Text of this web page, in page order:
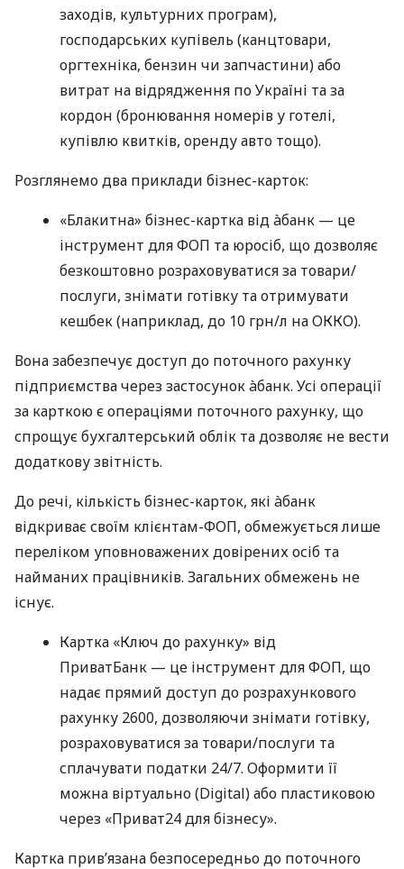
заходів, культурних програм),
господарських купівель (канцтовари,
оргтехніка, бензин чи запчастини) або
витрат на відрядження по Україні та за
кордон (бронювання номерів у готелі,
купівлю квитків, оренду авто тощо).
Розглянемо два приклади бізнес-карток:
«Блакитна» бізнес-картка від àбанк — це
інструмент для ФОП та юросіб, що дозволяє
безкоштовно розраховуватися за товари/
послуги, знімати готівку та отримувати
кешбек (наприклад, до 10 грн/л на ОККО).
Вона забезпечує доступ до поточного рахунку
підприємства через застосунок àбанк. Усі операції
за карткою є операціями поточного рахунку, що
спрощує бухгалтерський облік та дозволяє не вести
додаткову звітність.
До речі, кількість бізнес-карток, які àбанк
відкриває своїм клієнтам-ФОП, обмежується лише
переліком уповноважених довірених осіб та
найманих працівників. Загальних обмежень не
існує.
Картка «Ключ до рахунку» від
ПриватБанк — це інструмент для ФОП, що
надає прямий доступ до розрахункового
рахунку 2600, дозволяючи знімати готівку,
розраховуватися за товари/послуги та
сплачувати податки 24/7. Оформити її
можна віртуально (Digital) або пластиковою
через «Приват24 для бізнесу».
Картка прив’язана безпосередньо до поточного